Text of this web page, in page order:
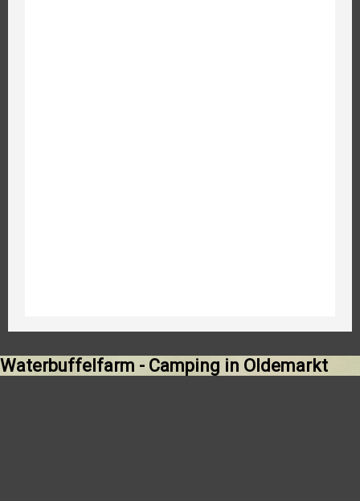
Waterbuffelfarm - Camping in Oldemarkt